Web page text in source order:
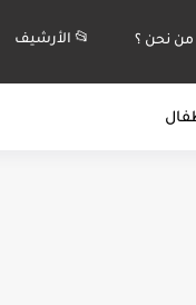
📂 الأرشيف